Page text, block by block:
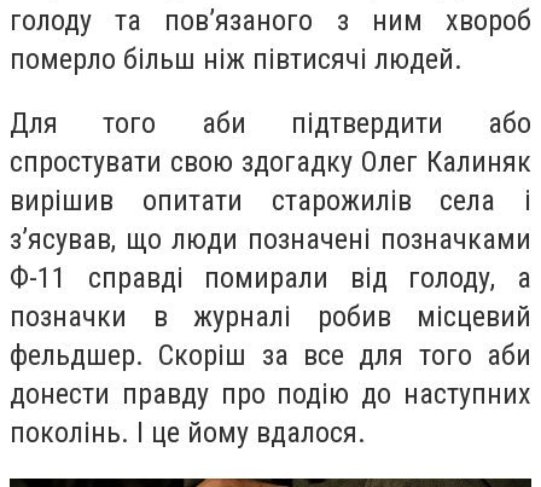
голоду та пов’язаного з ним хвороб
померло більш ніж півтисячі людей.
Для того аби підтвердити або
спростувати свою здогадку Олег Калиняк
вирішив опитати старожилів села і
з’ясував, що люди позначені позначками
Ф-11 справді помирали від голоду, а
позначки в журналі робив місцевий
фельдшер. Скоріш за все для того аби
донести правду про подію до наступних
поколінь. І це йому вдалося.